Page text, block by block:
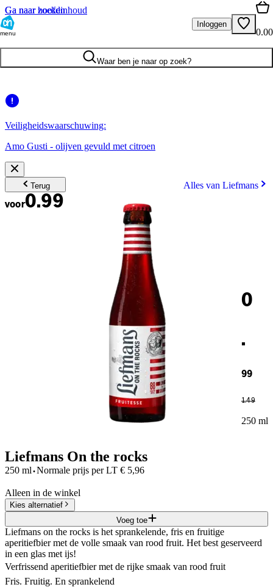
Ga naar hoofdinhoud
Ga naar zoeken
menu
Inloggen
0.00
Waar ben je naar op zoek?
Veiligheidswaarschuwing:
Amo Gusti - olijven gevuld met citroen
Terug Alles van Liefmans
voor0.99
0
.
99
1.49
250 ml
Liefmans On the rocks
250 ml·Normale prijs per LT € 5,96
Alleen in de winkel
Kies alternatief
Voeg toe
Liefmans on the rocks is het sprankelende, fris en fruitige
aperitiefbier met de volle smaak van rood fruit. Het best geserveerd
in een glas met ijs!
Verfrissend aperitiefbier met de rijke smaak van rood fruit
Fris. Fruitig. En sprankelend